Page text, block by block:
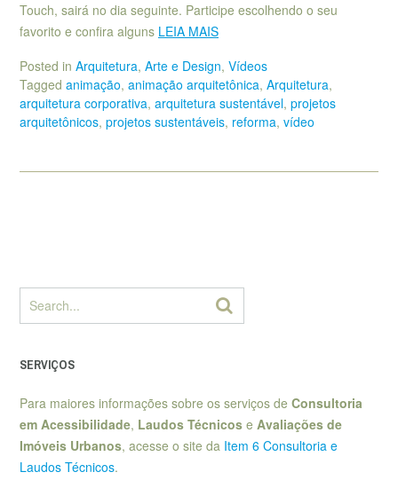
Touch, sairá no dia seguinte. Participe escolhendo o seu
favorito e confira alguns LEIA MAIS
Posted in Arquitetura, Arte e Design, Vídeos
Tagged animação, animação arquitetônica, Arquitetura,
arquitetura corporativa, arquitetura sustentável, projetos
arquitetônicos, projetos sustentáveis, reforma, vídeo
SERVIÇOS
Para maiores informações sobre os serviços de Consultoria
em Acessibilidade, Laudos Técnicos e Avaliações de
Imóveis Urbanos, acesse o site da Item 6 Consultoria e
Laudos Técnicos.